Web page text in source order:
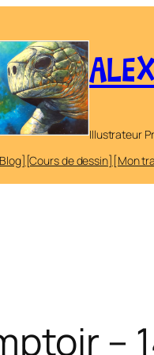
Illustrateur
[Cours de dessin] [Mon
–